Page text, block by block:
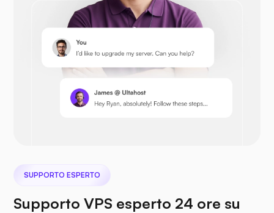
Opencart
Nextcloud
SUPPORTO ESPERTO
Supporto VPS esperto 24 ore su